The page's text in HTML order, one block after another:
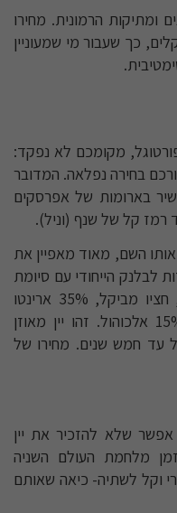
ומתיקות הרמונית. מחירו
כך שעבור מי שמעוניין
מקומכם לא נפקד:
בחירה נפלאה. המדובר
בארומות של אפרסקים
רמז קל של שנף (וניל).
השם, מאוד מאפיין את
לבלנק הייחודי עם סיומת
הווניל. בכל הנוגע להרכב הזני שלו, חציו מביקל, 35% ארינטו
ו-15% אלבריניו, וחוזקו עומד על 15% אלכוהול. זהו יין מאוזן
עד חמש שנים. מחירו של
אפשר שלא להזכיר את יין
מלחמת העולם השניה
וקל לשתיה- כיאה שאותם